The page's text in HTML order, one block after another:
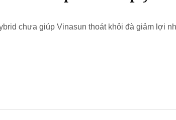
chưa giúp Vinasun thoát khỏi đà giảm lợi